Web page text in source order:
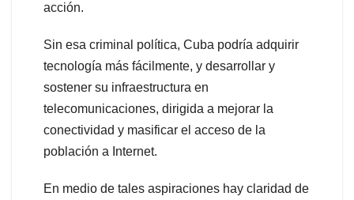
acción.
Sin esa criminal política, Cuba podría adquirir
tecnología más fácilmente, y desarrollar y
sostener su infraestructura en
telecomunicaciones, dirigida a mejorar la
conectividad y masificar el acceso de la
población a Internet.
En medio de tales aspiraciones hay claridad de